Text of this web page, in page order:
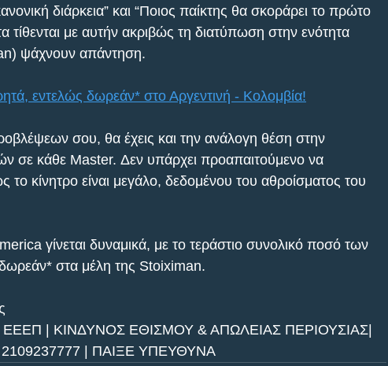
διάρκεια” και “Ποιος παίκτης θα σκοράρει το πρώτο
με αυτήν ακριβώς τη διατύπωση στην ενότητα
ψάχνουν απάντηση.
εντελώς δωρεάν* στο Αργεντινή - Κολομβία!
σου, θα έχεις και την ανάλογη θέση στην
σε κάθε Master. Δεν υπάρχει προαπαιτούμενο να
κίνητρο είναι μεγάλο, δεδομένου του αθροίσματος του
γίνεται δυναμικά, με το τεράστιο συνολικό ποσό των
δωρεάν* στα μέλη της Stoiximan.
| ΚΙΝΔΥΝΟΣ ΕΘΙΣΜΟΥ & ΑΠΩΛΕΙΑΣ ΠΕΡΙΟΥΣΙΑΣ|
| ΠΑΙΞΕ ΥΠΕΥΘΥΝΑ